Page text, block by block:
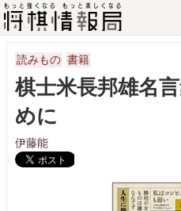
読みもの 書籍
棋士米長邦雄名
めに
伊藤能